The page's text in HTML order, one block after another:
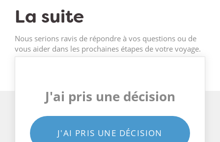
La suite
Nous serions ravis de répondre à vos questions ou de
vous aider dans les prochaines étapes de votre voyage.
J'ai pris une décision
J'AI PRIS UNE DÉCISION